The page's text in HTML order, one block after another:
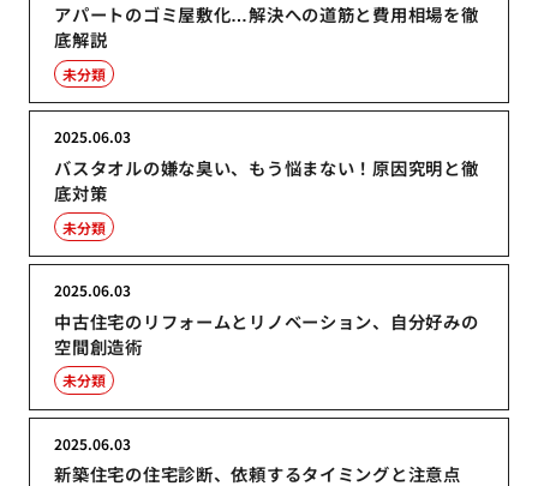
アパートのゴミ屋敷化…解決への道筋と費用相場を徹
底解説
未分類
バスタオルの嫌な臭い、もう悩まない！原因究明と徹
底対策
2025.06.03
未分類
中古住宅のリフォームとリノベーション、自分好みの
空間創造術
2025.06.03
未分類
新築住宅の住宅診断、依頼するタイミングと注意点
2025.06.03